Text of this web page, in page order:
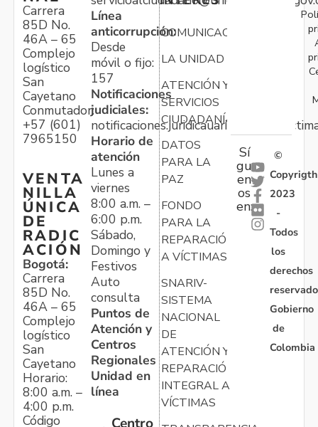
Carrera
85D No.
46A – 65
Complejo
logístico
San
Cayetano
Conmutador:
+57 (601)
7965150
VENTA
NILLA
ÚNICA
DE
RADIC
ACIÓN
Bogotá:
Carrera
85D No.
46A – 65
Complejo
logístico
San
Cayetano
Horario:
8:00 a.m. –
4:00 p.m.
Código
Línea
anticorrupción:
Desde
móvil o fijo:
157
Notificaciones
judiciales:
Horario de
atención
Lunes a
viernes
8:00 a.m. –
6:00 p.m.
Sábado,
Domingo y
Festivos
Auto
consulta
Puntos de
Atención y
Centros
Regionales
Unidad en
línea
Centro
COMUNICACIONES
LA UNIDAD
ATENCIÓN Y
SERVICIOS
CIUDADANÍA
DATOS
PARA LA
PAZ
FONDO
PARA LA
REPARACIÓN
A VÍCTIMAS
SNARIV-
SISTEMA
NACIONAL
DE
ATENCIÓN Y
REPARACIÓN
INTEGRAL A
VÍCTIMAS
Sí
gu
en
os
en:
©
Copyrigth
2023
-
Todos
los
derechos
Gobierno
de
Colombia